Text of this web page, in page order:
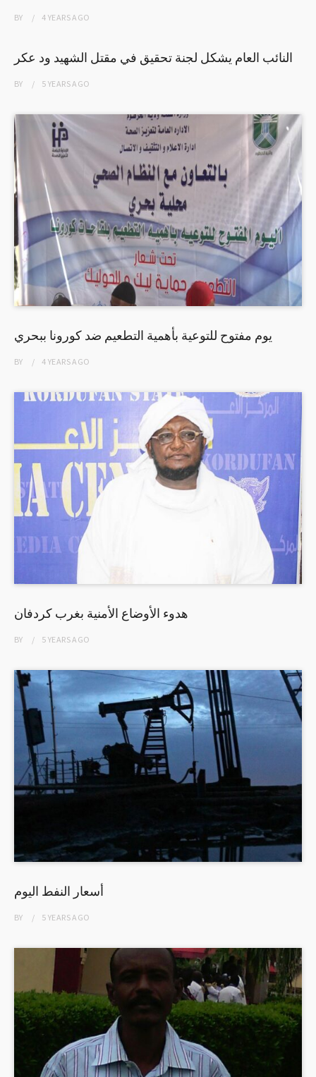
BY 4 YEARSAGO
النائب العام يشكل لجنة تحقيق في مقتل الشهيد ود عكر
BY 5 YEARSAGO
يوم مفتوح للتوعية بأهمية التطعيم ضد كورونا ببحري
BY 4 YEARSAGO
هدوء الأوضاع الأمنية بغرب كردفان
BY 5 YEARSAGO
أسعار النفط اليوم
BY 5 YEARSAGO